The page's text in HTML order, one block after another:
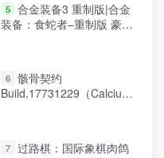
5 合金装备3 重制版|合金
装备：食蛇者–重制版 豪华
Deluxe Edition v1.2.4 送修
改器 免安装中文版
6 骸骨契约
Build.17731229（Calcium
7 过路棋：国际象棋肉鸽